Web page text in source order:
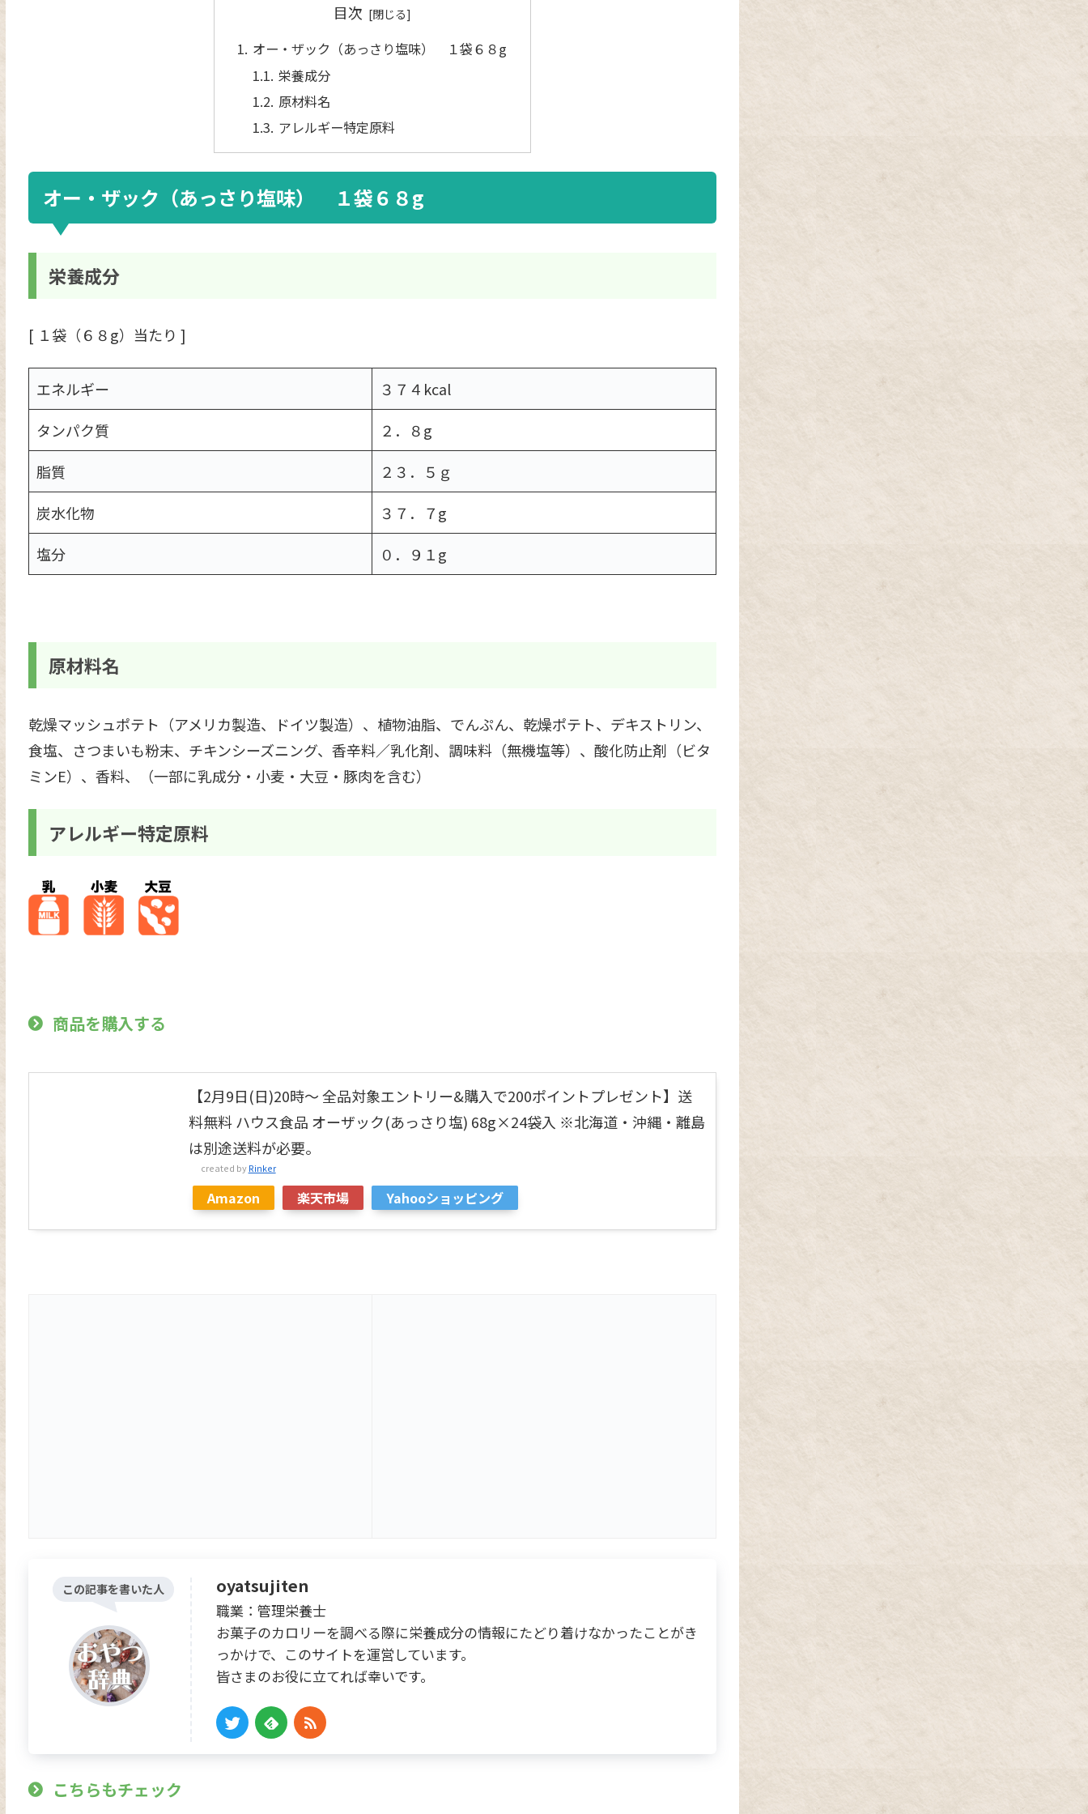
目次
オー・ザック（あっさり塩味） １袋６８g
栄養成分
原材料名
アレルギー特定原料
オー・ザック（あっさり塩味） １袋６８g
栄養成分
[ １袋（６８g）当たり ]
エネルギー
３７４kcal
タンパク質
２．８g
脂質
２３．５ｇ
炭水化物
３７．７g
塩分
０．９１g
原材料名
乾燥マッシュポテト（アメリカ製造、ドイツ製造）、植物油脂、でんぷん、乾燥ポテト、デキストリン、
食塩、さつまいも粉末、チキンシーズニング、香辛料／乳化剤、調味料（無機塩等）、酸化防止剤（ビタ
ミンE）、香料、（一部に乳成分・小麦・大豆・豚肉を含む）
アレルギー特定原料
商品を購入する
【2月9日(日)20時〜 全品対象エントリー&購入で200ポイントプレゼント】送
料無料 ハウス食品 オーザック(あっさり塩) 68g×24袋入 ※北海道・沖縄・離島
は別途送料が必要。
created byRinker
Amazon 楽天市場 Yahooショッピング
この記事を書いた人 oyatsujiten
職業：管理栄養士
お菓子のカロリーを調べる際に栄養成分の情報にたどり着けなかったことがき
っかけで、このサイトを運営しています。
皆さまのお役に立てれば幸いです。
こちらもチェック